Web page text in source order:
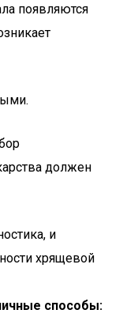
появляются
должен
и
хрящевой
способы: